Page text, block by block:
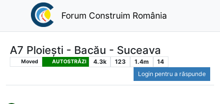
Forum Construim România
A7 Ploiești - Bacău - Suceava
Moved AUTOSTRĂZI 4.3k 123 1.4m
14
Login pentru a răspunde